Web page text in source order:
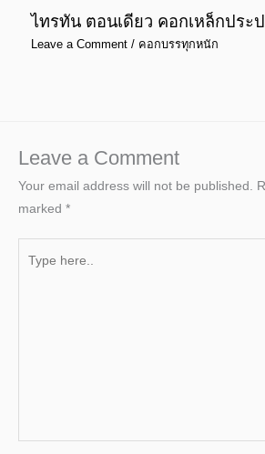
ไทรทัน ตอนเดียว คอกเหล็กประ
Leave a Comment / คอกบรรทุกหนัก
Leave a Comment
Your email address will not be published.
marked *
here..